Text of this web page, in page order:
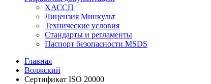
ХАССП
Лицензия Минкульт
Технические условия
Стандарты и регламенты
Паспорт безопасности MSDS
Главная
Волжский
Сертификат ISO 20000